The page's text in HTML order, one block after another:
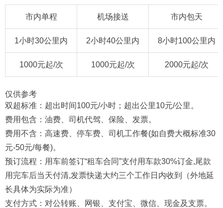
市内单程 机场接送 市内包天
1小时30公里内 2小时40公里内 8小时100公里内
1000元起/次 1000元起/次 2000元起/次
仅供参考
双超标准：超出时间100元/小时；超出公里10元/公里。
费用包含：油费、司机代驾、保险、发票。
费用不含：高速费、停车费、司机工作餐(如自费大概标准30
元-50元/每餐)。
预订流程：用车前签订“租车合同”支付用车款30%订金,尾款
用完车后当天付清,发票快递大约三个工作日内收到（外地延
长具体为实际为准）
支付方式：对公转账、网银、支付宝、微信、现金及支票。